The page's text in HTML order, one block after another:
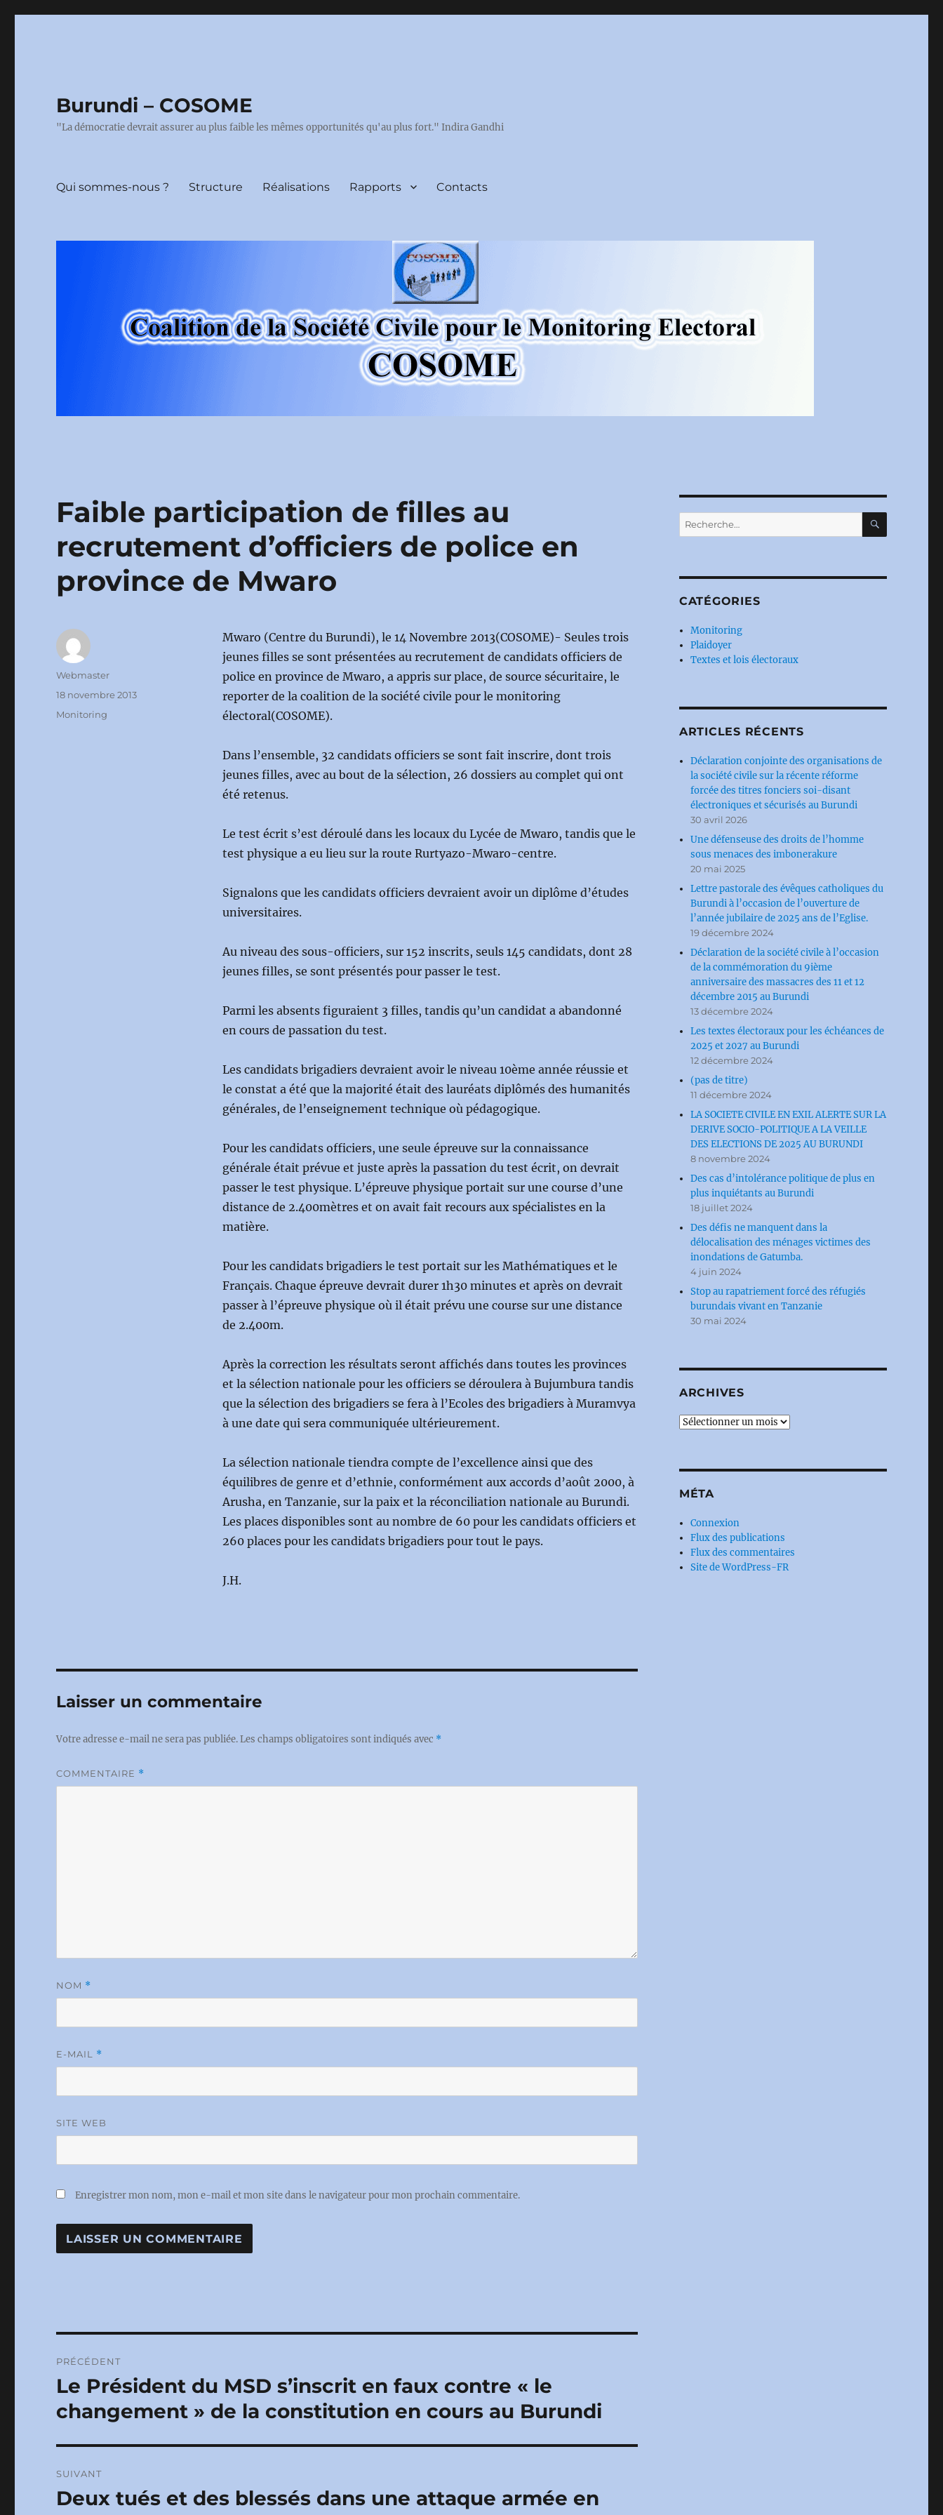
Burundi – COSOME
"La démocratie devrait assurer au plus faible les mêmes opportunités qu'au plus fort." Indira Gandhi
Qui sommes-nous ? Structure Réalisations Rapports Contacts
Faible participation de filles au
recrutement d’officiers de police en
province de Mwaro
Mwaro (Centre du Burundi), le 14 Novembre 2013(COSOME)- Seules trois
jeunes filles se sont présentées au recrutement de candidats officiers de
police en province de Mwaro, a appris sur place, de source sécuritaire, le
reporter de la coalition de la société civile pour le monitoring
électoral(COSOME).
Dans l’ensemble, 32 candidats officiers se sont fait inscrire, dont trois
jeunes filles, avec au bout de la sélection, 26 dossiers au complet qui ont
été retenus.
Le test écrit s’est déroulé dans les locaux du Lycée de Mwaro, tandis que le
test physique a eu lieu sur la route Rurtyazo-Mwaro-centre.
Signalons que les candidats officiers devraient avoir un diplôme d’études
universitaires.
Au niveau des sous-officiers, sur 152 inscrits, seuls 145 candidats, dont 28
jeunes filles, se sont présentés pour passer le test.
Parmi les absents figuraient 3 filles, tandis qu’un candidat a abandonné
en cours de passation du test.
Les candidats brigadiers devraient avoir le niveau 10ème année réussie et
le constat a été que la majorité était des lauréats diplômés des humanités
générales, de l’enseignement technique où pédagogique.
Pour les candidats officiers, une seule épreuve sur la connaissance
générale était prévue et juste après la passation du test écrit, on devrait
passer le test physique. L’épreuve physique portait sur une course d’une
distance de 2.400mètres et on avait fait recours aux spécialistes en la
matière.
Pour les candidats brigadiers le test portait sur les Mathématiques et le
Français. Chaque épreuve devrait durer 1h30 minutes et après on devrait
passer à l’épreuve physique où il était prévu une course sur une distance
de 2.400m.
Après la correction les résultats seront affichés dans toutes les provinces
et la sélection nationale pour les officiers se déroulera à Bujumbura tandis
que la sélection des brigadiers se fera à l’Ecoles des brigadiers à Muramvya
à une date qui sera communiquée ultérieurement.
La sélection nationale tiendra compte de l’excellence ainsi que des
équilibres de genre et d’ethnie, conformément aux accords d’août 2000, à
Arusha, en Tanzanie, sur la paix et la réconciliation nationale au Burundi.
Les places disponibles sont au nombre de 60 pour les candidats officiers et
260 places pour les candidats brigadiers pour tout le pays.
J.H.
Auteur
Webmaster
Publié
18 novembre 2013
Catégories
Monitoring
Laisser un commentaire
Votre adresse e-mail ne sera pas publiée.Les champs obligatoires sont indiqués avec *
COMMENTAIRE *
NOM *
E-MAIL *
SITE WEB
Enregistrer mon nom, mon e-mail et mon site dans le navigateur pour mon prochain commentaire.
de
l’article
PRÉCÉDENT
Publication
précédente :
Le Président du MSD s’inscrit en faux contre « le
changement » de la constitution en cours au Burundi
SUIVANT
Publication
Deux tués et des blessés dans une attaque armée en
Recherche
pour :
CATÉGORIES
Monitoring
Plaidoyer
Textes et lois électoraux
ARTICLES RÉCENTS
Déclaration conjointe des organisations de
la société civile sur la récente réforme
forcée des titres fonciers soi-disant
électroniques et sécurisés au Burundi
30 avril 2026
Une défenseuse des droits de l’homme
sous menaces des imbonerakure
20 mai 2025
Lettre pastorale des évêques catholiques du
Burundi à l’occasion de l’ouverture de
l’année jubilaire de 2025 ans de l’Eglise.
19 décembre 2024
Déclaration de la société civile à l’occasion
de la commémoration du 9ième
anniversaire des massacres des 11 et 12
décembre 2015 au Burundi
13 décembre 2024
Les textes électoraux pour les échéances de
2025 et 2027 au Burundi
12 décembre 2024
(pas de titre)
11 décembre 2024
LA SOCIETE CIVILE EN EXIL ALERTE SUR LA
DERIVE SOCIO-POLITIQUE A LA VEILLE
DES ELECTIONS DE 2025 AU BURUNDI
8 novembre 2024
Des cas d’intolérance politique de plus en
plus inquiétants au Burundi
18 juillet 2024
Des défis ne manquent dans la
délocalisation des ménages victimes des
inondations de Gatumba.
4 juin 2024
Stop au rapatriement forcé des réfugiés
burundais vivant en Tanzanie
30 mai 2024
ARCHIVES
Archives
MÉTA
Connexion
Flux des publications
Flux des commentaires
Site de WordPress-FR